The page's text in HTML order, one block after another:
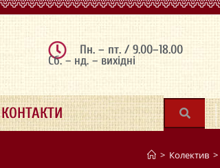
Пн. – пт. / 9.00–18.00
Сб. – нд. – вихідні
КОНТАКТИ |
> Колектив >